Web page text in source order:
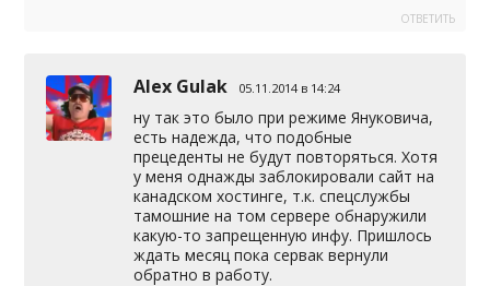
ОТВЕТИТЬ
Alex Gulak 05.11.2014 в 14:24
ну так это было при режиме Януковича,
есть надежда, что подобные
прецеденты не будут повторяться. Хотя
у меня однажды заблокировали сайт на
канадском хостинге, т.к. спецслужбы
тамошние на том сервере обнаружили
какую-то запрещенную инфу. Пришлось
ждать месяц пока сервак вернули
обратно в работу.